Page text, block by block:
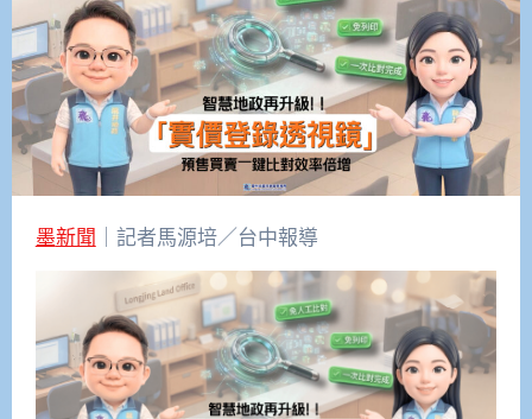
墨新聞 ｜記者馬源培／台中報導